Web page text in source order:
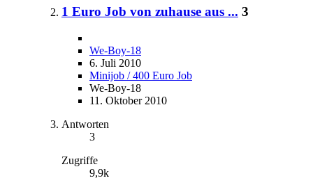
1 Euro Job von zuhause aus ... 3
We-Boy-18
6. Juli 2010
Minijob / 400 Euro Job
We-Boy-18
11. Oktober 2010
Antworten
3
Zugriffe
9,9k